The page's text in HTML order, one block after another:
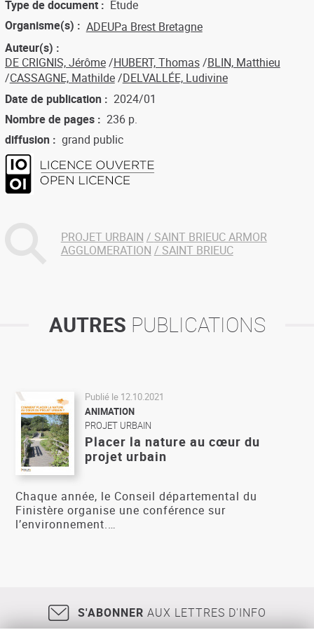
Type de document
Etude
Organisme(s)
ADEUPa Brest Bretagne
Auteur(s)
DE CRIGNIS, Jérôme HUBERT, Thomas BLIN, Matthieu
CASSAGNE, Mathilde DELVALLÉE, Ludivine
Date de publication
2024/01
Nombre de pages
236 p.
diffusion
grand public
PROJET URBAIN
SAINT BRIEUC ARMOR
AGGLOMERATION
SAINT BRIEUC
AUTRES PUBLICATIONS
Publié le 12.10.2021
ANIMATION
PROJET URBAIN
Placer la nature au cœur du
projet urbain
Chaque année, le Conseil départemental du
Finistère organise une conférence sur
l’environnement.…
S'ABONNER AUX LETTRES D'INFO